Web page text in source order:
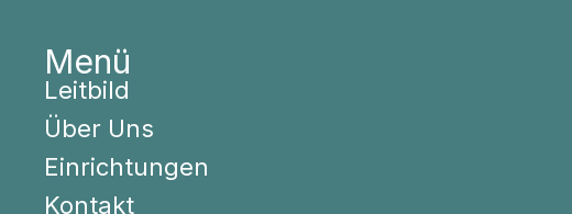
Menü
Leitbild
Über Uns
Einrichtungen
Kontakt